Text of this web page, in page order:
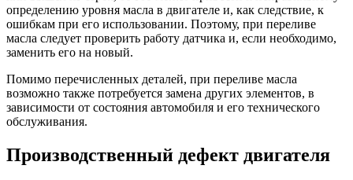
определению уровня масла в двигателе и, как следствие, к
ошибкам при его использовании. Поэтому, при переливе
масла следует проверить работу датчика и, если необходимо,
заменить его на новый.
Помимо перечисленных деталей, при переливе масла
возможно также потребуется замена других элементов, в
зависимости от состояния автомобиля и его технического
обслуживания.
Производственный дефект двигателя